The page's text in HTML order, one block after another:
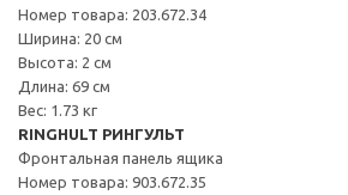
Номер товара: 203.672.34
Ширина: 20 см
Высота: 2 см
Длина: 69 см
Вес: 1.73 кг
RINGHULT РИНГУЛЬТ
Фронтальная панель ящика
Номер товара: 903.672.35